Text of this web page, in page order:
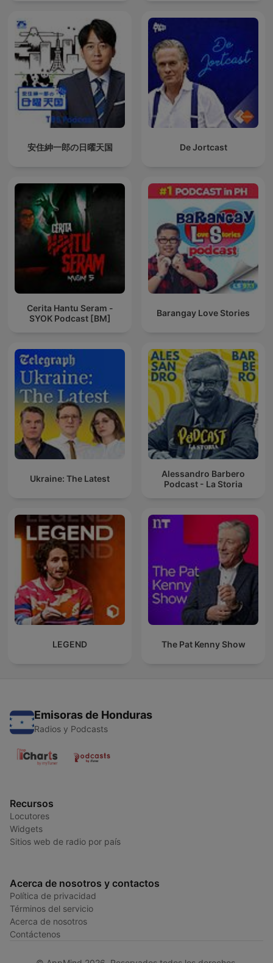
安住紳一郎の日曜天国 De Jortcast
Cerita Hantu Seram -
SYOK Podcast [BM]
Barangay Love Stories
Ukraine: The Latest
Alessandro Barbero
Podcast - La Storia
LEGEND The Pat Kenny Show
Emisoras de Honduras
Radios y Podcasts
Recursos
Locutores
Widgets
Sitios web de radio por país
Acerca de nosotros y contactos
Política de privacidad
Términos del servicio
Acerca de nosotros
Contáctenos